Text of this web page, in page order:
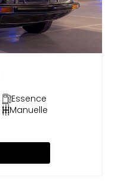
Essence
Manuelle